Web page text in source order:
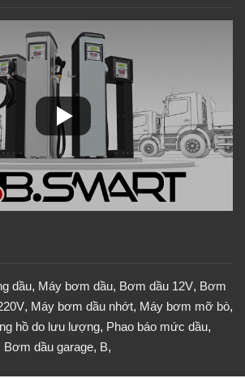
dầu, Máy bơm dầu, Bơm dầu 12V, Bơm
, Máy bơm dầu nhớt, Máy bơm mỡ bò,
hồ do lưu lượng, Phao báo mức dầu,
Bơm dầu garage, B,